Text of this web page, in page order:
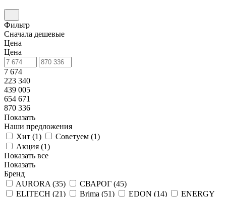
Фильтр
Сначала дешевые
Цена
Цена
7 674
223 340
439 005
654 671
870 336
Показать
Наши предложения
Хит (1) Советуем (1)
Акция (1)
Показать все
Показать
Бренд
AURORA (35) СВАРОГ (45)
ELITECH (21) Brima (51) EDON (14) ENERGY